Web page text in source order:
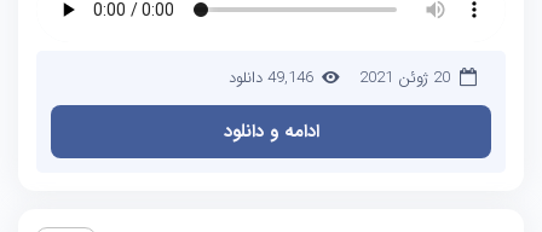
20 ژوئن 2021 49,146 دانلود
ادامه و دانلود